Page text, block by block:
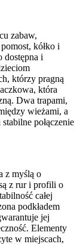
zabaw,
kółko i
dostępna i
którzy pragną
która
Dwa trapami,
wieżami, a
połączenie
z myślą o
z rur i profili o
całej
podkładem
jej
Elementy
w miejscach,